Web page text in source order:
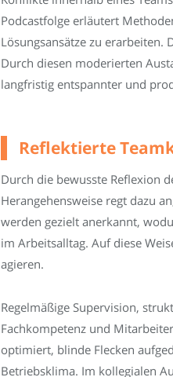
Podcastfolge erläutert
Lösungsansätze zu
Durch diesen moderierten
langfristig entspannter und
Reflektierte
Durch die bewusste Reflexion
Herangehensweise regt dazu
werden gezielt anerkannt,
im Arbeitsalltag. Auf diese
agieren.
Regelmäßige Supervision,
Fachkompetenz und
optimiert, blinde Flecken
Betriebsklima. Im kollegialen